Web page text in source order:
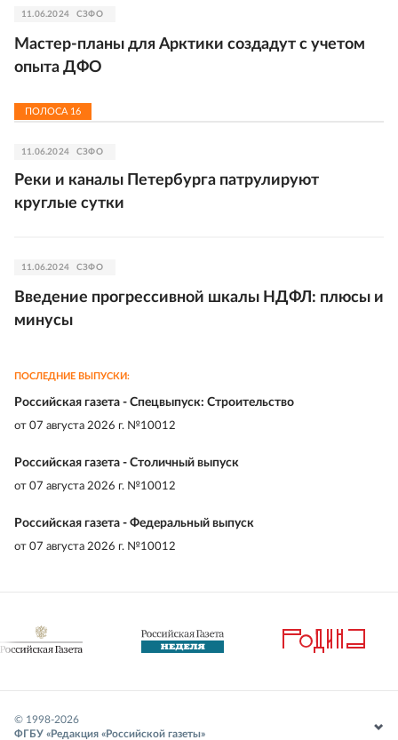
11.06.2024 СЗФО
Мастер-планы для Арктики создадут с учетом
опыта ДФО
ПОЛОСА 16
11.06.2024 СЗФО
Реки и каналы Петербурга патрулируют
круглые сутки
11.06.2024 СЗФО
Введение прогрессивной шкалы НДФЛ: плюсы и
минусы
ПОСЛЕДНИЕ ВЫПУСКИ:
Российская газета - Спецвыпуск: Строительство
от 07 августа 2026 г. №10012
Российская газета - Столичный выпуск
от 07 августа 2026 г. №10012
Российская газета - Федеральный выпуск
от 07 августа 2026 г. №10012
© 1998-2026
ФГБУ «Редакция «Российской газеты»